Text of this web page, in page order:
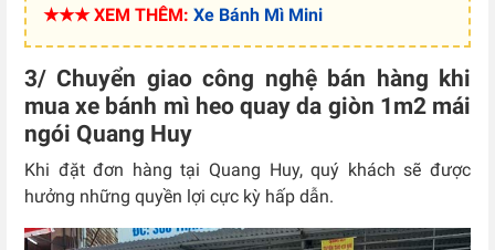
★★★ XEM THÊM: Xe Bánh Mì Mini
3/ Chuyển giao công nghệ bán hàng khi
mua xe bánh mì heo quay da giòn 1m2 mái
ngói Quang Huy
Khi đặt đơn hàng tại Quang Huy, quý khách sẽ được
hưởng những quyền lợi cực kỳ hấp dẫn.